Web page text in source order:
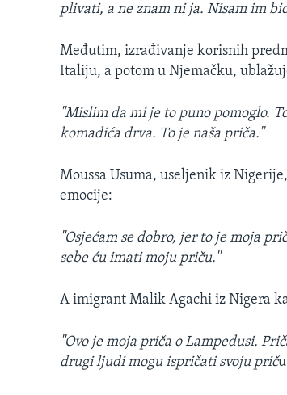
plivati, a ne znam ni ja. Nisam im
Međutim, izrađivanje korisnih
Italiju, a potom u Njemačku,
''Mislim da mi je to puno pomoglo.
komadića drva. To je naša priča.''
Moussa Usuma, useljenik iz
emocije:
''Osjećam se dobro, jer to je moja
sebe ću imati moju priču.''
A imigrant Malik Agachi iz Nigera
''Ovo je moja priča o Lampedusi.
drugi ljudi mogu ispričati svoju prič